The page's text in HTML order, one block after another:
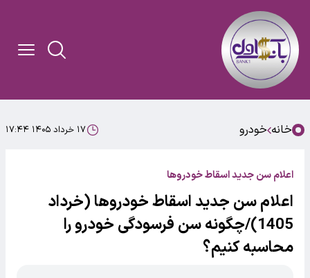
خانه خودرو ۱۷ خرداد ۱۴۰۵ ۱۷:۴۴
اعلام سن جدید اسقاط خودروها
اعلام سن جدید اسقاط خودروها (خرداد
1405)/چگونه سن فرسودگی خودرو را
محاسبه کنیم؟